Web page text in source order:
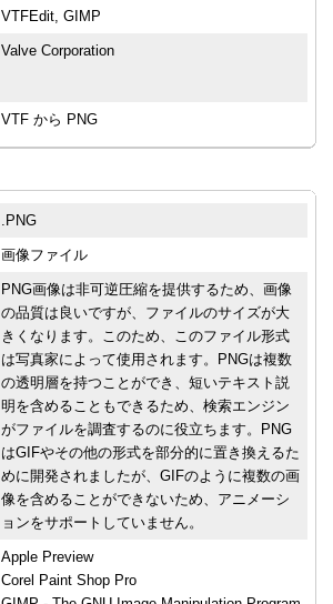
VTFEdit, GIMP
Valve Corporation
VTF から PNG
.PNG
画像ファイル
PNG画像は非可逆圧縮を提供するため、画像
の品質は良いですが、ファイルのサイズが大
きくなります。このため、このファイル形式
は写真家によって使用されます。PNGは複数
の透明層を持つことができ、短いテキスト説
明を含めることもできるため、検索エンジン
がファイルを調査するのに役立ちます。PNG
はGIFやその他の形式を部分的に置き換えるた
めに開発されましたが、GIFのように複数の画
像を含めることができないため、アニメーシ
ョンをサポートしていません。
Apple Preview
Corel Paint Shop Pro